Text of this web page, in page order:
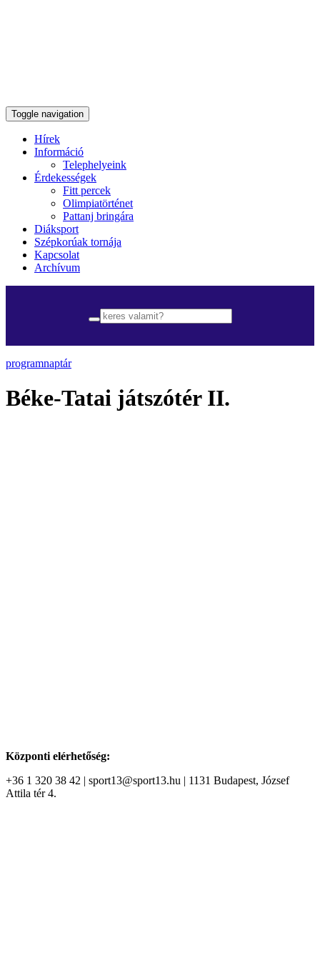
Toggle navigation
Hírek
Információ
Telephelyeink
Érdekességek
Fitt percek
Olimpiatörténet
Pattanj bringára
Diáksport
Szépkorúak tornája
Kapcsolat
Archívum
programnaptár
Béke-Tatai játszótér II.
Központi elérhetőség:
+36 1 320 38 42 | sport13@sport13.hu | 1131 Budapest, József
Attila tér 4.